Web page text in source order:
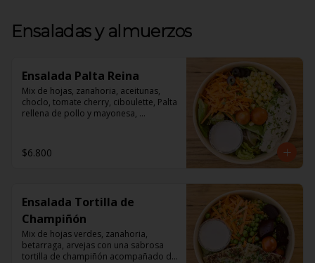
Ensaladas y almuerzos
Ensalada Palta Reina
Mix de hojas, zanahoria, aceitunas,
choclo, tomate cherry, ciboulette, Palta
rellena de pollo y mayonesa,
cúrcuma, comino y pimienta.
$6.800
Ensalada Tortilla de
Champiñón
Mix de hojas verdes, zanahoria,
betarraga, arvejas con una sabrosa
tortilla de champiñón acompañado de